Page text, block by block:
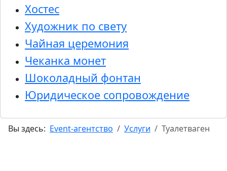
Хостес
Художник по свету
Чайная церемония
Чеканка монет
Шоколадный фонтан
Юридическое сопровождение
Вы здесь: Event-агентство Услуги Туалетваген